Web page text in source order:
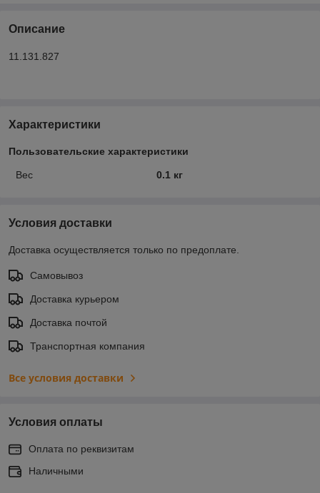
Описание
11.131.827
Характеристики
Пользовательские характеристики
Вес 0.1 кг
Условия доставки
Доставка осуществляется только по предоплате.
Самовывоз
Доставка курьером
Доставка почтой
Транспортная компания
Все условия доставки
Условия оплаты
Оплата по реквизитам
Наличными